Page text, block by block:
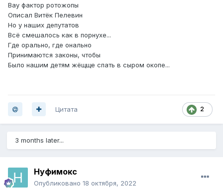
Вау фактор ротожопы
Описал Витёк Пелевин
Но у наших депутатов
Всё смешалось как в порнухе...
Где орально, где онально
Принимаются законы, чтобы
Было нашим детям жёщще спать в сыром окопе...
2
Цитата
3 months later...
Нуфимокс
Опубликовано 18 октября, 2022